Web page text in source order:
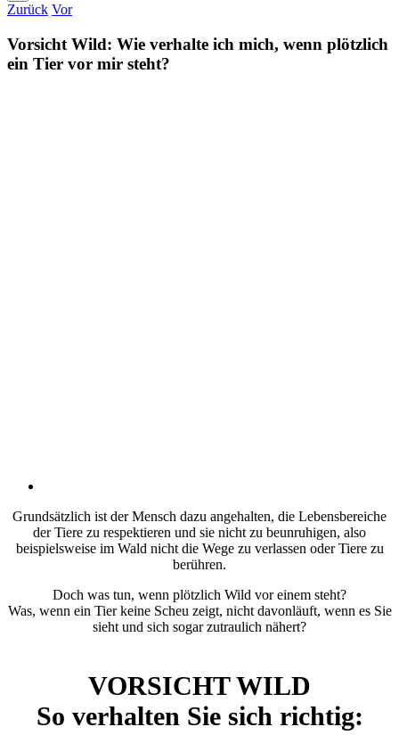
Facebook
YouTube
Instagram
Zurück Vor
Vorsicht Wild: Wie verhalte ich mich, wenn plötzlich
ein Tier vor mir steht?
Grundsätzlich ist der Mensch dazu angehalten, die Lebensbereiche
der Tiere zu respektieren und sie nicht zu beunruhigen, also
beispielsweise im Wald nicht die Wege zu verlassen oder Tiere zu
berühren.
Doch was tun, wenn plötzlich Wild vor einem steht?
Was, wenn ein Tier keine Scheu zeigt, nicht davonläuft, wenn es Sie
sieht und sich sogar zutraulich nähert?
VORSICHT WILD
So verhalten Sie sich richtig: